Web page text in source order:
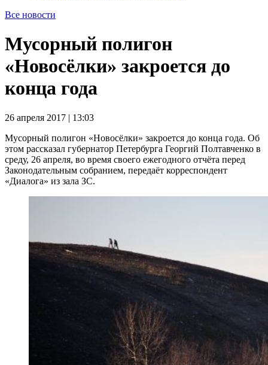
Все новости
Мусорный полигон
«Новосёлки» закроется до
конца года
26 апреля 2017 | 13:03
Мусорный полигон «Новосёлки» закроется до конца года. Об
этом рассказал губернатор Петербурга Георгий Полтавченко в
среду, 26 апреля, во время своего ежегодного отчёта перед
Законодательным собранием, передаёт корреспондент
«Диалога» из зала ЗС.